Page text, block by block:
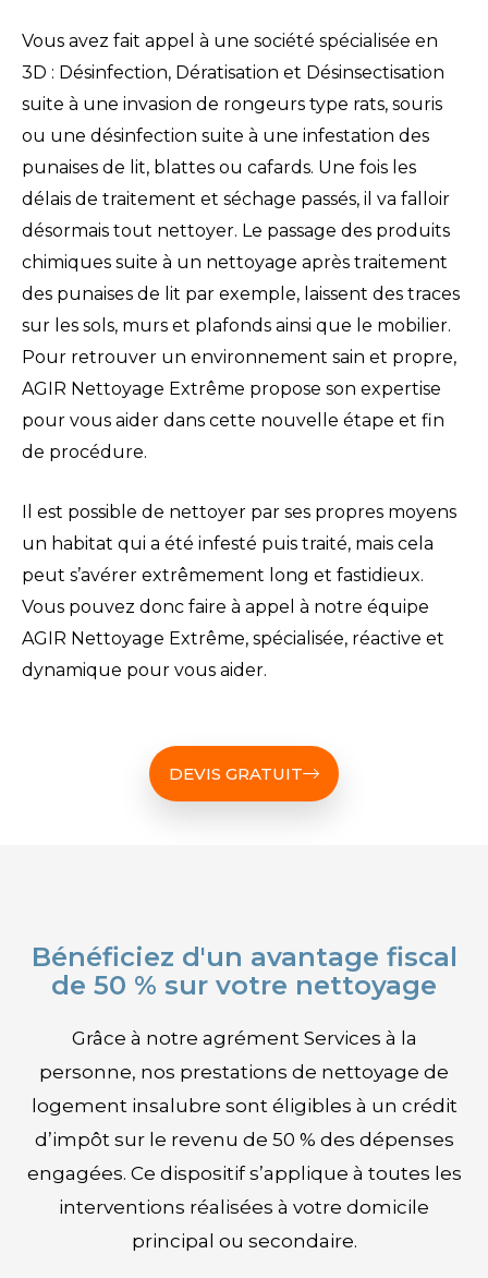
Vous avez fait appel à une société spécialisée en
3D : Désinfection, Dératisation et Désinsectisation
suite à une invasion de rongeurs type rats, souris
ou une désinfection suite à une infestation des
punaises de lit, blattes ou cafards. Une fois les
délais de traitement et séchage passés, il va falloir
désormais tout nettoyer. Le passage des produits
chimiques suite à un nettoyage après traitement
des punaises de lit par exemple, laissent des traces
sur les sols, murs et plafonds ainsi que le mobilier.
Pour retrouver un environnement sain et propre,
AGIR Nettoyage Extrême propose son expertise
pour vous aider dans cette nouvelle étape et fin
de procédure.
Il est possible de nettoyer par ses propres moyens
un habitat qui a été infesté puis traité, mais cela
peut s’avérer extrêmement long et fastidieux.
Vous pouvez donc faire à appel à notre équipe
AGIR Nettoyage Extrême, spécialisée, réactive et
dynamique pour vous aider.
DEVIS GRATUIT
Bénéficiez d'un avantage fiscal
de 50 % sur votre nettoyage
Grâce à notre agrément Services à la
personne, nos prestations de nettoyage de
logement insalubre sont éligibles à un crédit
d’impôt sur le revenu de 50 % des dépenses
engagées. Ce dispositif s’applique à toutes les
interventions réalisées à votre domicile
principal ou secondaire.